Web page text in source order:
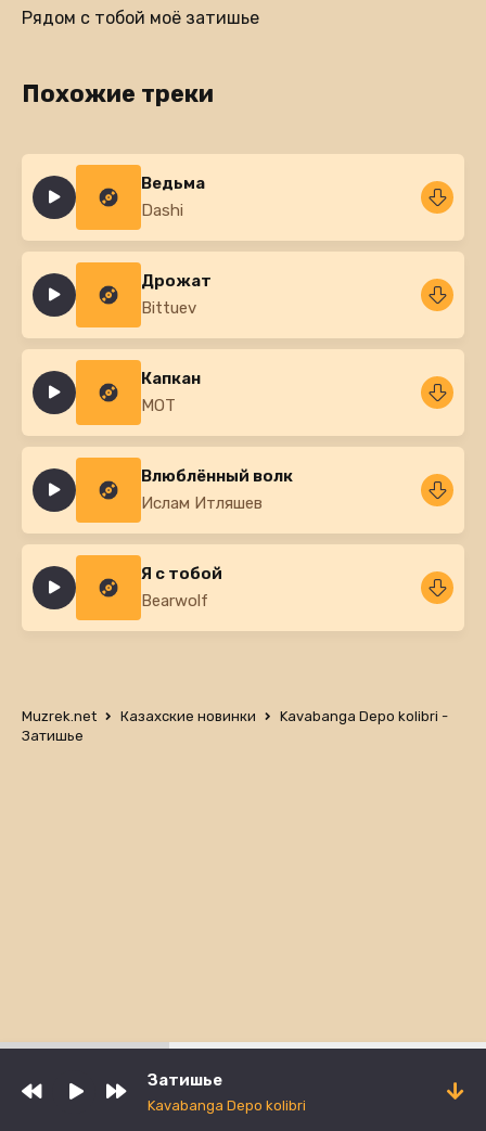
Рядом с тобой моё затишье
Похожие треки
Ведьма
Dashi
Дрожат
Bittuev
Капкан
MOT
Влюблённый волк
Ислам Итляшев
Я с тобой
Bearwolf
Muzrek.net Казахские новинки
Kavabanga Depo kolibri -
Затишье
Затишье
Kavabanga Depo kolibri